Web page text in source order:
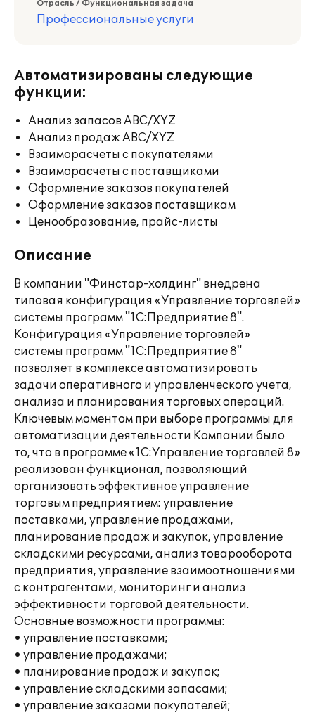
Отрасль / Функциональная задача
Профессиональные услуги
Автоматизированы следующие
функции:
Анализ запасов ABC/XYZ
Анализ продаж ABC/XYZ
Взаиморасчеты с покупателями
Взаиморасчеты с поставщиками
Оформление заказов покупателей
Оформление заказов поставщикам
Ценообразование, прайс-листы
Описание
В компании "Финстар-холдинг" внедрена
типовая конфигурация «Управление торговлей»
системы программ "1С:Предприятие 8".
Конфигурация «Управление торговлей»
системы программ "1С:Предприятие 8"
позволяет в комплексе автоматизировать
задачи оперативного и управленческого учета,
анализа и планирования торговых операций.
Ключевым моментом при выборе программы для
автоматизации деятельности Компании было
то, что в программе «1С:Управление торговлей 8»
реализован функционал, позволяющий
организовать эффективное управление
торговым предприятием: управление
поставками, управление продажами,
планирование продаж и закупок, управление
складскими ресурсами, анализ товарооборота
предприятия, управление взаимоотношениями
с контрагентами, мониторинг и анализ
эффективности торговой деятельности.
Основные возможности программы:
• управление поставками;
• управление продажами;
• планирование продаж и закупок;
• управление складскими запасами;
• управление заказами покупателей;